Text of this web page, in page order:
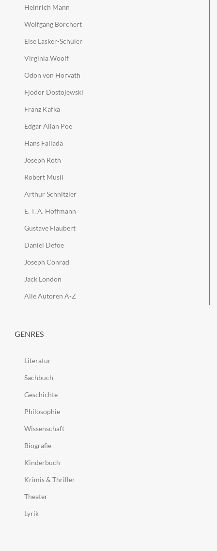
Heinrich Mann
Wolfgang Borchert
Else Lasker-Schüler
Virginia Woolf
Ödön von Horvath
Fjodor Dostojewski
Franz Kafka
Edgar Allan Poe
Hans Fallada
Joseph Roth
Robert Musil
Arthur Schnitzler
E. T. A. Hoffmann
Gustave Flaubert
Daniel Defoe
Joseph Conrad
Jack London
Alle Autoren A-Z
GENRES
Literatur
Sachbuch
Geschichte
Philosophie
Wissenschaft
Biografie
Kinderbuch
Krimis & Thriller
Theater
Lyrik